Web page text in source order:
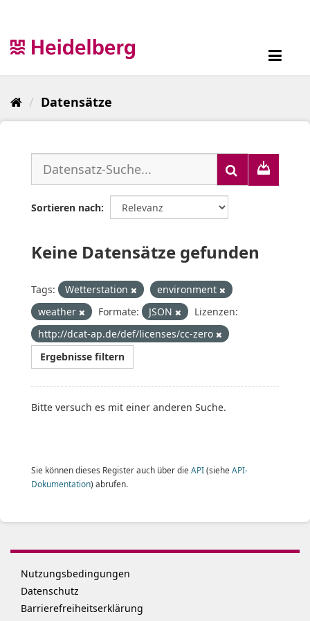
Datensätze
Sortieren nach
Keine Datensätze gefunden
Tags: Wetterstation
environment
weather
Formate: JSON
Lizenzen:
http://dcat-ap.de/def/licenses/cc-zero
Ergebnisse filtern
Bitte versuch es mit einer anderen Suche.
Sie können dieses Register auch über die API(siehe API-
Dokumentation) abrufen.
Nutzungsbedingungen
Datenschutz
Barrierefreiheitserklärung